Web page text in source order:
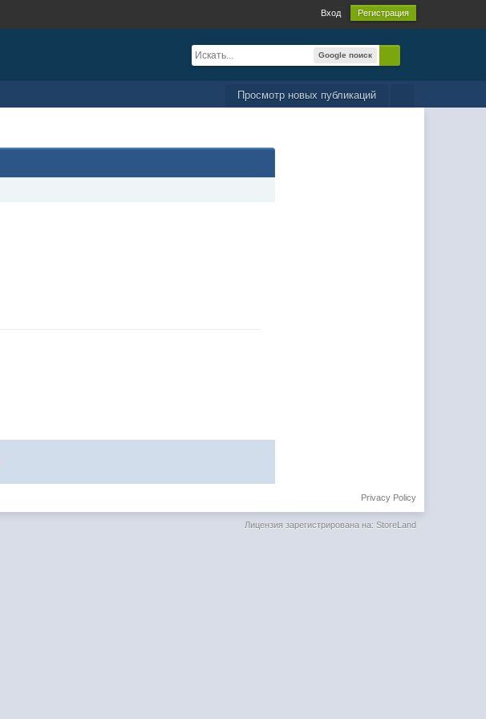
Вход Регистрация
Google поиск
Просмотр новых публикаций
Privacy Policy
Лицензия зарегистрирована на: StoreLand